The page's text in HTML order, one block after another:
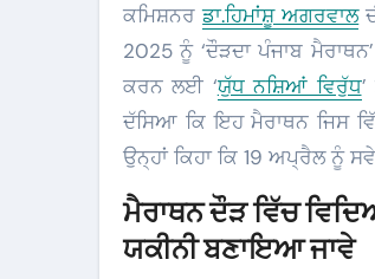
ਕਮਿਸ਼ਨਰਡਾ.ਹਿਮਾਂਸ਼ੂ ਅਗਰਵਾਲ
2025 ਨੂੰ ‘ਦੌੜਦਾ ਪੰਜਾਬ
ਕਰਨ ਲਈ ‘ਯੁੱਧ ਨਸ਼ਿਆਂ ਵਿਰੁੱਧ
ਦੱਸਿਆ ਕਿ ਇਹ ਮੈਰਾਥਨ ਜਿਸ
ਉਨ੍ਹਾਂ ਕਿਹਾ ਕਿ 19 ਅਪ੍ਰੈਲ ਨੂੰ
ਮੈਰਾਥਨ ਦੌੜ ਵਿੱਚ
ਯਕੀਨੀ ਬਣਾਇਆ ਜਾਵੇ